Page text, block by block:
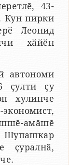
43-
Кун пирки
Леонид
хӑйӗн
автономи
ҫулти ҫу
хулинче
амӑшӗ
ҫуралнӑ,